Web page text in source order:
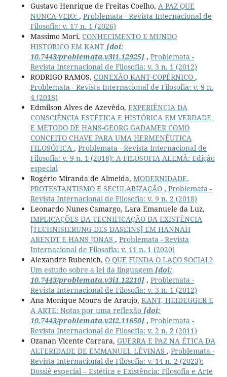
Gustavo Henrique de Freitas Coelho, A PAZ QUE
NUNCA VEIO: , Problemata - Revista Internacional de
Filosofia: v. 17 n. 1 (2026)
Massimo Mori, CONHECIMENTO E MUNDO
HISTÓRICO EM KANT [doi:
10.7443/problemata.v3i1.12925], Problemata -
Revista Internacional de Filosofia: v. 3 n. 1 (2012)
RODRIGO RAMOS, CONEXÃO KANT-COPÉRNICO ,
Problemata - Revista Internacional de Filosofia: v. 9 n.
4 (2018)
Edmilson Alves de Azevêdo, EXPERIÊNCIA DA
CONSCIÊNCIA ESTÉTICA E HISTÓRICA EM VERDADE
E MÉTODO DE HANS-GEORG GADAMER COMO
CONCEITO CHAVE PARA UMA HERMENÊUTICA
FILOSÓFICA , Problemata - Revista Internacional de
Filosofia: v. 9 n. 1 (2018): A FILOSOFIA ALEMÃ: Edição
especial
Rogério Miranda de Almeida, MODERNIDADE,
PROTESTANTISMO E SECULARIZAÇÃO , Problemata -
Revista Internacional de Filosofia: v. 9 n. 2 (2018)
Leonardo Nunes Camargo, Lara Emanuele da Luz,
IMPLICAÇÕES DA TECNIFICAÇÃO DA EXISTÊNCIA
[TECHNISIERUNG DES DASEINS] EM HANNAH
ARENDT E HANS JONAS , Problemata - Revista
Internacional de Filosofia: v. 11 n. 1 (2020)
Alexandre Rubenich, O QUE FUNDA O LAÇO SOCIAL?
Um estudo sobre a lei da linguagem [doi:
10.7443/problemata.v3i1.12210], Problemata -
Revista Internacional de Filosofia: v. 3 n. 1 (2012)
Ana Monique Moura de Araujo, KANT, HEIDEGGER E
A ARTE: Notas por uma reflexão [doi:
10.7443/problemata.v2i2.11650], Problemata -
Revista Internacional de Filosofia: v. 2 n. 2 (2011)
Ozanan Vicente Carrara, GUERRA E PAZ NA ÉTICA DA
ALTERIDADE DE EMMANUEL LÉVINAS , Problemata -
Revista Internacional de Filosofia: v. 14 n. 2 (2023):
Dossiê especial – Estética e Existência: Filosofia e Arte